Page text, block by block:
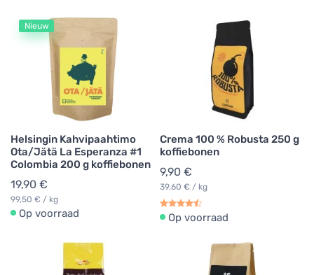
Nieuw
Helsingin Kahvipaahtimo
Ota/Jätä La Esperanza #1
Colombia 200 g koffiebonen
19,90 €
99,50 € / kg
Op voorraad
Crema 100 % Robusta 250 g
koffiebonen
9,90 €
39,60 € / kg
Op voorraad